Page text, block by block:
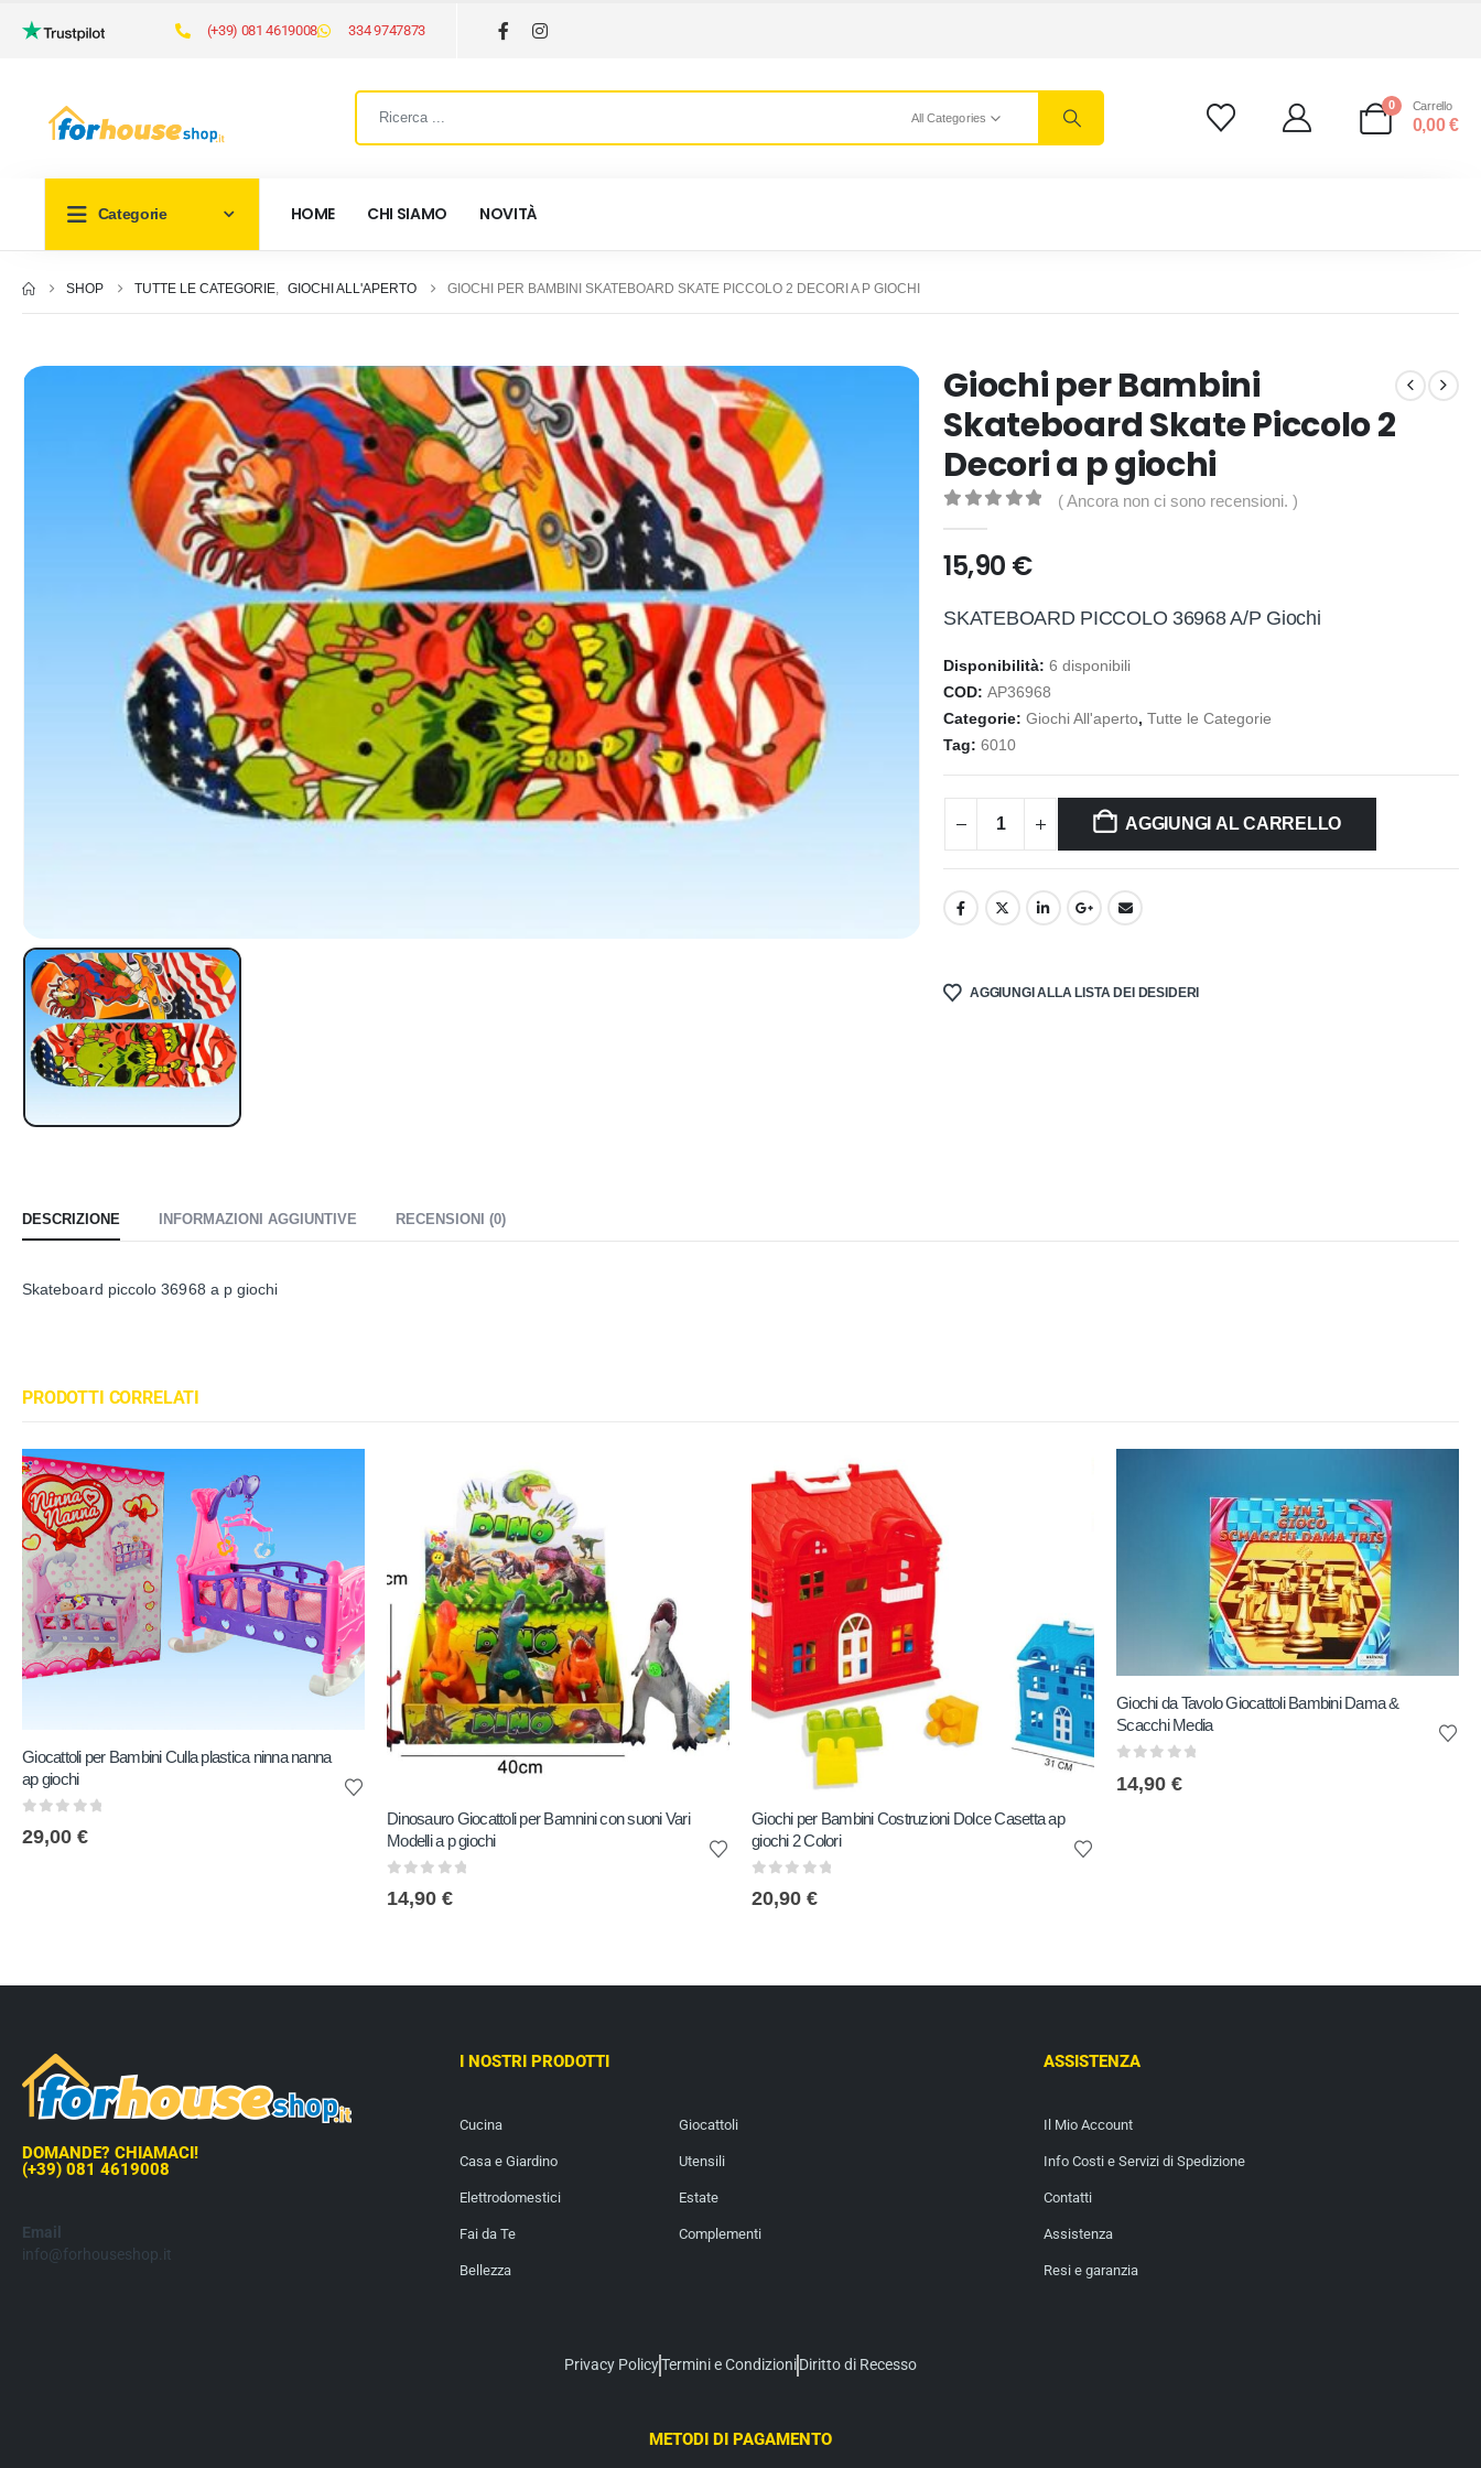
(+39) 081 4619008 334 9747873
All Categories
0 Carrello
0,00€
Categorie HOME CHI SIAMO NOVITÀ
SHOP TUTTE LE CATEGORIE, GIOCHI ALL'APERTO GIOCHI PER BAMBINI SKATEBOARD SKATE PICCOLO 2 DECORI A P GIOCHI
Giochi per Bambini
Skateboard Skate Piccolo 2
Decori a p giochi
( Ancora non ci sono recensioni. )
15,90 €
SKATEBOARD PICCOLO 36968 A/P Giochi
Disponibilità:6 disponibili
COD:AP36968
Categorie:Giochi All'aperto,Tutte le Categorie
Tag:6010
AGGIUNGI AL CARRELLO
AGGIUNGI ALLA LISTA DEI DESIDERI
DESCRIZIONE INFORMAZIONI AGGIUNTIVE RECENSIONI (0)
Skateboard piccolo 36968 a p giochi
PRODOTTI CORRELATI
Giocattoli per Bambini Culla plastica ninna nanna
ap giochi
29,00 €
Dinosauro Giocattoli per Bamnini con suoni Vari
Modelli a p giochi
14,90 €
Giochi per Bambini Costruzioni Dolce Casetta ap
giochi 2 Colori
20,90 €
Giochi da Tavolo Giocattoli Bambini Dama &
Scacchi Media
14,90 €
DOMANDE? CHIAMACI!
(+39) 081 4619008
Email
info@forhouseshop.it
I NOSTRI PRODOTTI
Cucina
Casa e Giardino
Elettrodomestici
Fai da Te
Bellezza
Giocattoli
Utensili
Estate
Complementi
ASSISTENZA
Il Mio Account
Info Costi e Servizi di Spedizione
Contatti
Assistenza
Resi e garanzia
Privacy PolicyTermini e CondizioniDiritto di Recesso
METODI DI PAGAMENTO